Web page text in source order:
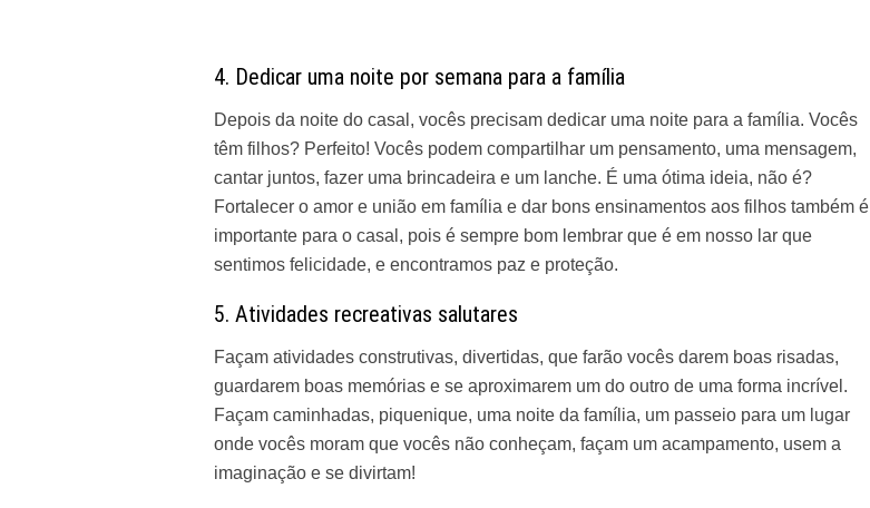
4. Dedicar uma noite por semana para a família
Depois da noite do casal, vocês precisam dedicar uma noite para a família. Vocês
têm filhos? Perfeito! Vocês podem compartilhar um pensamento, uma mensagem,
cantar juntos, fazer uma brincadeira e um lanche. É uma ótima ideia, não é?
Fortalecer o amor e união em família e dar bons ensinamentos aos filhos também é
importante para o casal, pois é sempre bom lembrar que é em nosso lar que
sentimos felicidade, e encontramos paz e proteção.
5. Atividades recreativas salutares
Façam atividades construtivas, divertidas, que farão vocês darem boas risadas,
guardarem boas memórias e se aproximarem um do outro de uma forma incrível.
Façam caminhadas, piquenique, uma noite da família, um passeio para um lugar
onde vocês moram que vocês não conheçam, façam um acampamento, usem a
imaginação e se divirtam!